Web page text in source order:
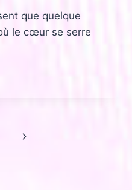
que quelque
le cœur se serre
Page